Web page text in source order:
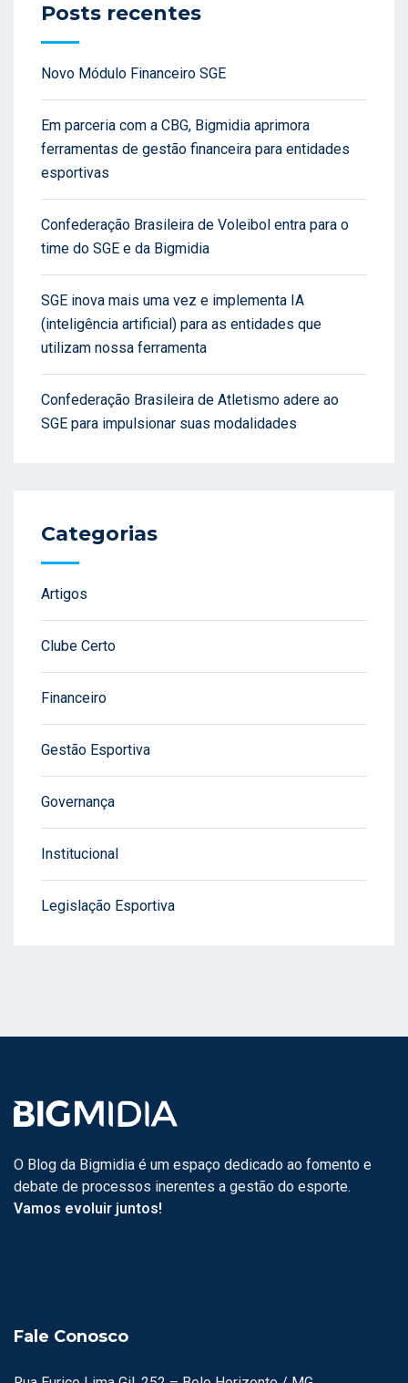
Posts recentes
Novo Módulo Financeiro SGE
Em parceria com a CBG, Bigmidia aprimora
ferramentas de gestão financeira para entidades
esportivas
Confederação Brasileira de Voleibol entra para o
time do SGE e da Bigmidia
SGE inova mais uma vez e implementa IA
(inteligência artificial) para as entidades que
utilizam nossa ferramenta
Confederação Brasileira de Atletismo adere ao
SGE para impulsionar suas modalidades
Categorias
Artigos
Clube Certo
Financeiro
Gestão Esportiva
Governança
Institucional
Legislação Esportiva
O Blog da Bigmidia é um espaço dedicado ao fomento e
debate de processos inerentes a gestão do esporte.
Vamos evoluir juntos!
Fale Conosco